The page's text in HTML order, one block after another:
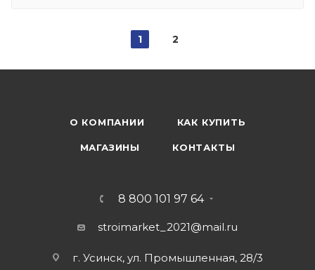
1 2
О КОМПАНИИ КАК КУПИТЬ
МАГАЗИНЫ КОНТАКТЫ
8 800 101 97 64
stroimarket_2021@mail.ru
г. Усинск, ул. Промышленная, 28/3